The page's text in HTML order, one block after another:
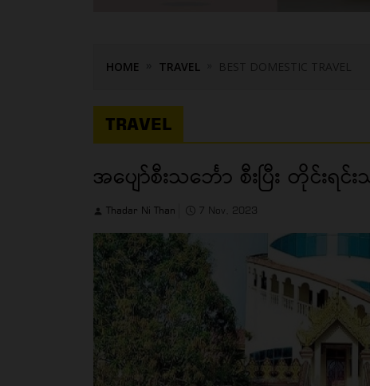
HOME TRAVEL BEST DOMESTIC TRAVEL
TRAVEL
အပျော်စီးသင်္ဘော စီးပြီး တိုင်း
Thadar Ni Than 7 Nov, 2023